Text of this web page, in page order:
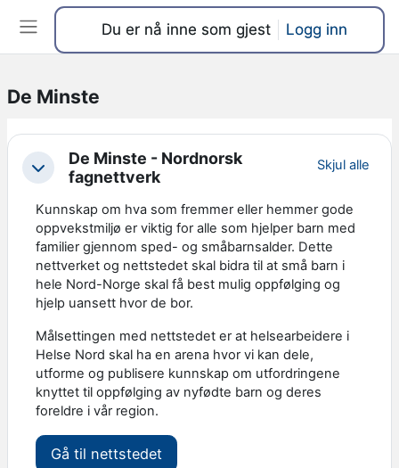
Gå til hovedinnhold
Sidepanel
Du er nå inne som gjest Logg inn
De Minste
Seksjonsoversikt
Skjul
De Minste - Nordnorsk
fagnettverk
Skjul alle
Kunnskap om hva som fremmer eller hemmer gode
oppvekstmiljø er viktig for alle som hjelper barn med
familier gjennom sped- og småbarnsalder. Dette
nettverket og nettstedet skal bidra til at små barn i
hele Nord-Norge skal få best mulig oppfølging og
hjelp uansett hvor de bor.
Målsettingen med nettstedet er at helsearbeidere i
Helse Nord skal ha en arena hvor vi kan dele,
utforme og publisere kunnskap om utfordringene
knyttet til oppfølging av nyfødte barn og deres
foreldre i vår region.
Gå til nettstedet